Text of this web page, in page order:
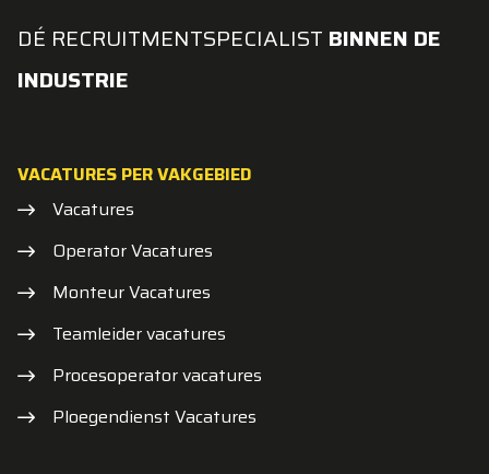
DÉ RECRUITMENTSPECIALIST BINNEN DE
INDUSTRIE
VACATURES PER VAKGEBIED
Vacatures
Operator Vacatures
Monteur Vacatures
Teamleider vacatures
Procesoperator vacatures
Ploegendienst Vacatures